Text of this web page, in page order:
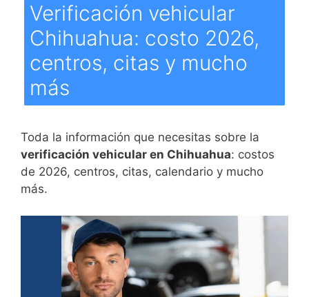
Verificación vehicular
Chihuahua: costo 2026,
centros, citas y mucho
más
Toda la información que necesitas sobre la
verificación vehicular en Chihuahua: costos
de 2026, centros, citas, calendario y mucho
más.